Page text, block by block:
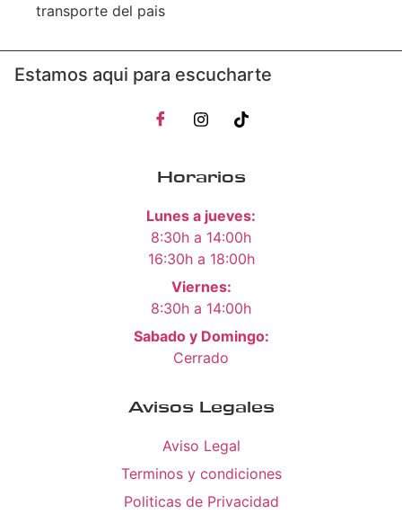
transporte del pais
Estamos aqui para escucharte
Horarios
Lunes a jueves:
8:30h a 14:00h
16:30h a 18:00h
Viernes:
8:30h a 14:00h
Sabado y Domingo:
Cerrado
Avisos Legales
Aviso Legal
Terminos y condiciones
Politicas de Privacidad